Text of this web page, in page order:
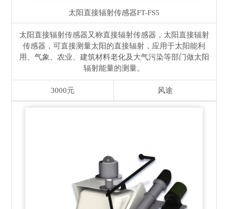
太阳直接辐射传感器FT-FS5
太阳直接辐射传感器又称直接辐射传感器，太阳直接辐射
传感器，可直接测量太阳的直接辐射，应用于太阳能利
用、气象、农业、建筑材料老化及大气污染等部门做太阳
辐射能量的测量。
3000元 风途